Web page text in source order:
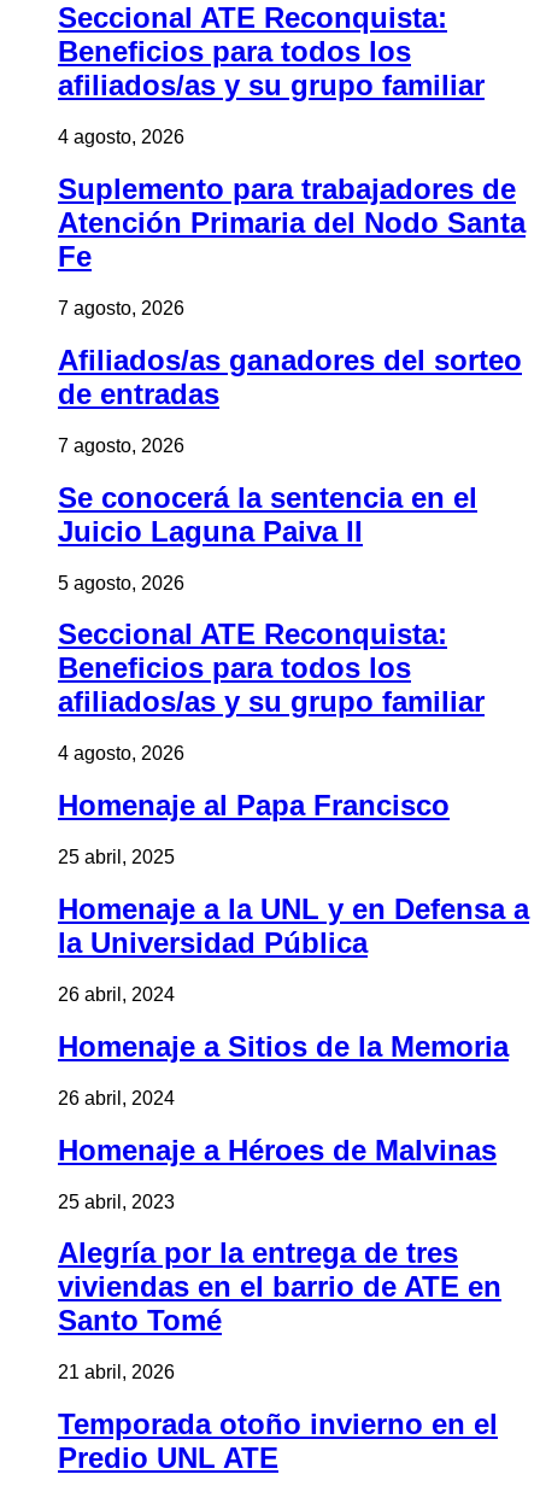
Seccional ATE Reconquista:
Beneficios para todos los
afiliados/as y su grupo familiar
4 agosto, 2026
Suplemento para trabajadores de
Atención Primaria del Nodo Santa
Fe
7 agosto, 2026
Afiliados/as ganadores del sorteo
de entradas
7 agosto, 2026
Se conocerá la sentencia en el
Juicio Laguna Paiva II
5 agosto, 2026
Seccional ATE Reconquista:
Beneficios para todos los
afiliados/as y su grupo familiar
4 agosto, 2026
Homenaje al Papa Francisco
25 abril, 2025
Homenaje a la UNL y en Defensa a
la Universidad Pública
26 abril, 2024
Homenaje a Sitios de la Memoria
26 abril, 2024
Homenaje a Héroes de Malvinas
25 abril, 2023
Alegría por la entrega de tres
viviendas en el barrio de ATE en
Santo Tomé
21 abril, 2026
Temporada otoño invierno en el
Predio UNL ATE